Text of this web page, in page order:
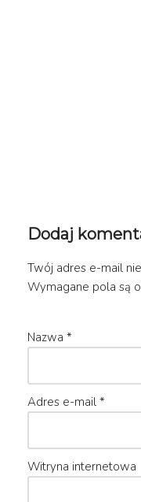
Dodaj
Twój adres e-mail
Wymagane pola są
Nazwa *
Adres e-mail *
Witryna internetowa